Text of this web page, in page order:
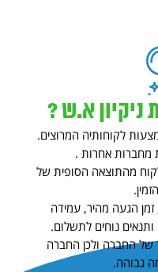
ניקיון א.ש ?
לקוחותיה המרוצים.
אחרות .
מהתוצאה הסופית של
הגעה מהיר, עמידה
נוחים לתשלום.
של החברה ולכן החברה
גבוהה.